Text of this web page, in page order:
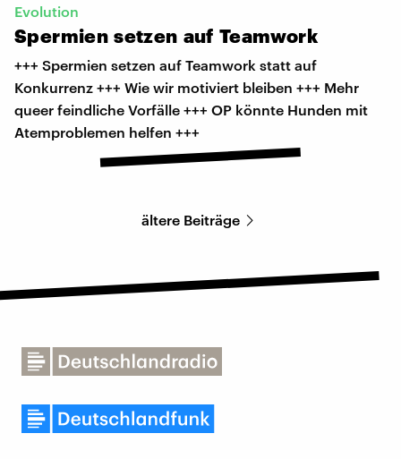
Evolution
Spermien setzen auf Teamwork
+++ Spermien setzen auf Teamwork statt auf
Konkurrenz +++ Wie wir motiviert bleiben +++ Mehr
queer feindliche Vorfälle +++ OP könnte Hunden mit
Atemproblemen helfen +++
ältere Beiträge